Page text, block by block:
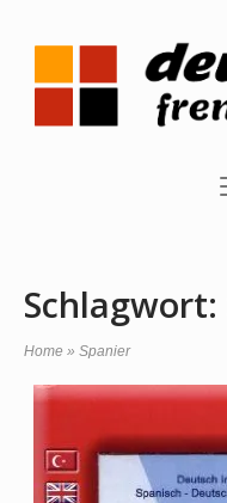
Home
Schlagwort:
Home » Spanier